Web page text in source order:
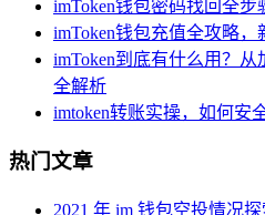
imToken钱包密码找回全
imToken钱包充值全攻略
imToken到底有什么用？从
全解析
imtoken转账实操，如何安
热门文章
2021 年 im 钱包空投情况探